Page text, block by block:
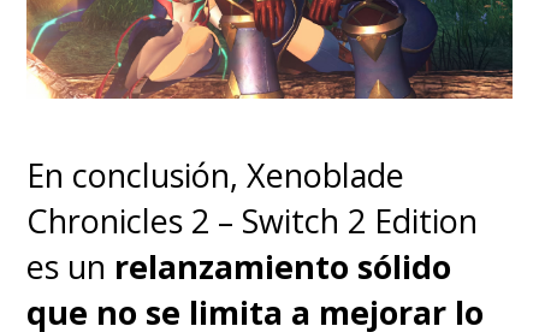
Metroid Prime 4: Beyond se
lanza este 4 de diciembre en
Nintendo Switch con un
precio de $69.990 y también
en Nintendo Switch 2 con un
precio de $81.990.
En conclusión, Xenoblade
Chronicles 2 – Switch 2 Edition
es un relanzamiento sólido
que no se limita a mejorar lo